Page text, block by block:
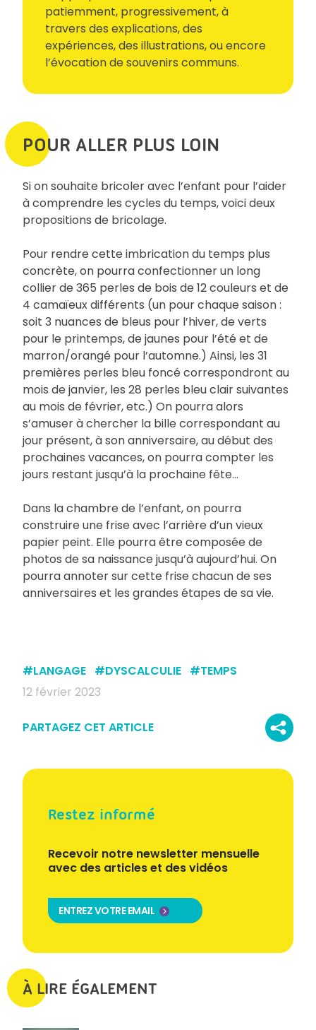
Restez informé
Recevoir notre newsletter mensuelle
avec des articles et des vidéos
ENTREZ VOTRE EMAIL
À LIRE ÉGALEMENT
patiemment, progressivement, à
travers des explications, des
expériences, des illustrations, ou encore
l’évocation de souvenirs communs.
POUR ALLER PLUS LOIN
Si on souhaite bricoler avec l’enfant pour l’aider
à comprendre les cycles du temps, voici deux
propositions de bricolage.
Pour rendre cette imbrication du temps plus
concrète, on pourra confectionner un long
collier de 365 perles de bois de 12 couleurs et de
4 camaïeux différents (un pour chaque saison :
soit 3 nuances de bleus pour l’hiver, de verts
pour le printemps, de jaunes pour l’été et de
marron/orangé pour l’automne.) Ainsi, les 31
premières perles bleu foncé correspondront au
mois de janvier, les 28 perles bleu clair suivantes
au mois de février, etc.) On pourra alors
s’amuser à chercher la bille correspondant au
jour présent, à son anniversaire, au début des
prochaines vacances, on pourra compter les
jours restant jusqu’à la prochaine fête…
Dans la chambre de l’enfant, on pourra
construire une frise avec l’arrière d’un vieux
papier peint. Elle pourra être composée de
photos de sa naissance jusqu’à aujourd’hui. On
pourra annoter sur cette frise chacun de ses
anniversaires et les grandes étapes de sa vie.
#LANGAGE #DYSCALCULIE #TEMPS
12 février 2023
PARTAGEZ CET ARTICLE